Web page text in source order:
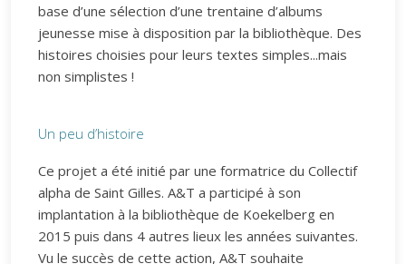
base d’une sélection d’une trentaine d’albums
jeunesse mise à disposition par la bibliothèque. Des
histoires choisies pour leurs textes simples...mais
non simplistes !
Un peu d’histoire
Ce projet a été initié par une formatrice du Collectif
alpha de Saint Gilles. A&T a participé à son
implantation à la bibliothèque de Koekelberg en
2015 puis dans 4 autres lieux les années suivantes.
Vu le succès de cette action, A&T souhaite